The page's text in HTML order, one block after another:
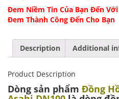
Đem Niềm Tin Của Bạn Đến
Đem Thành Công Đến Cho Bạn
Description Additional
Product Description
Dòng sản phẩm Đồng